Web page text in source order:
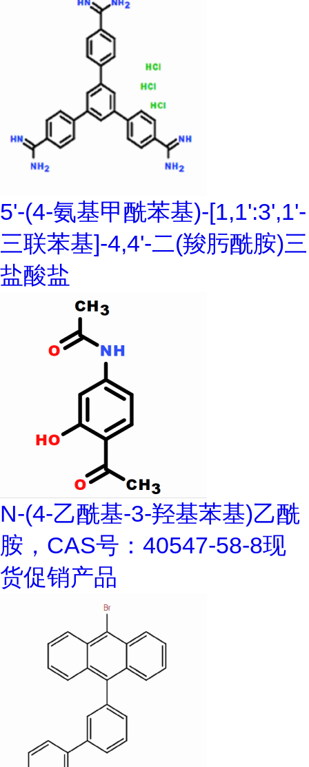
5'-(4-氨基甲酰苯基)-[1,1':3',1'-
三联苯基]-4,4'-二(羧肟酰胺)三
盐酸盐
N-(4-乙酰基-3-羟基苯基)乙酰
胺，CAS号：40547-58-8现
货促销产品